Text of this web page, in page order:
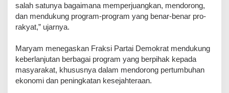
salah satunya bagaimana memperjuangkan, mendorong,
dan mendukung program-program yang benar-benar pro-
rakyat,” ujarnya.
‎Maryam menegaskan Fraksi Partai Demokrat mendukung
keberlanjutan berbagai program yang berpihak kepada
masyarakat, khususnya dalam mendorong pertumbuhan
ekonomi dan peningkatan kesejahteraan.